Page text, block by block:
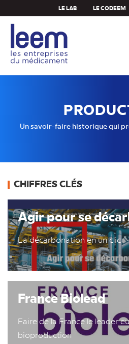
au
contenu
principal
LE LAB LE CODEEM
Un savoir-faire historique qui
CHIFFRES CLÉS
Agir pour se
La décarbonation en un clic
France Biolead
Faire de la France le leader
bioproduction